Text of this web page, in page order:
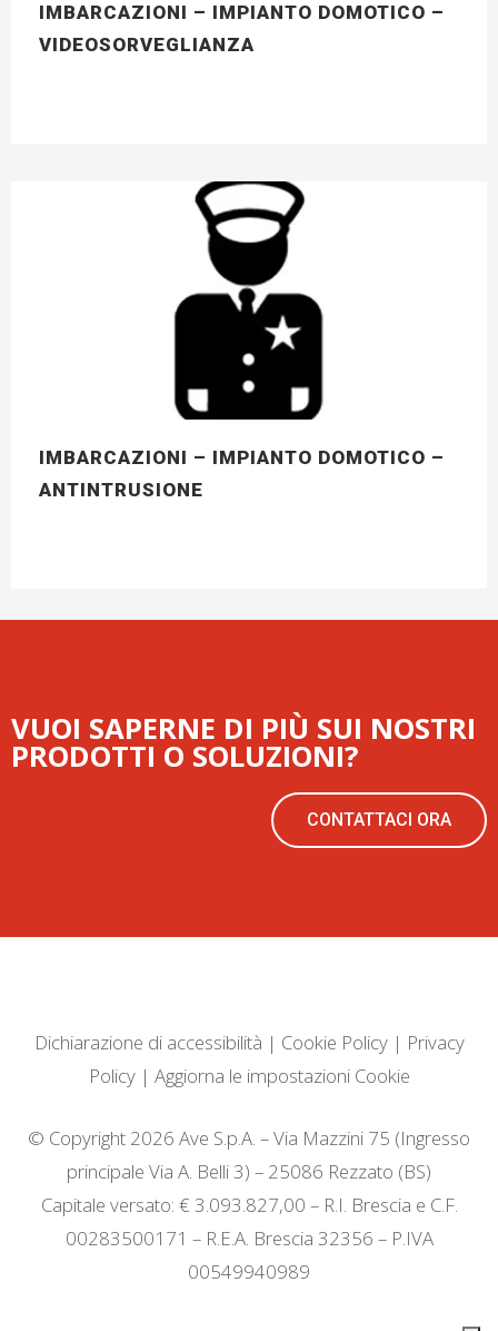
IMBARCAZIONI – IMPIANTO DOMOTICO –
VIDEOSORVEGLIANZA
IMBARCAZIONI – IMPIANTO DOMOTICO –
ANTINTRUSIONE
VUOI SAPERNE DI PIÙ SUI NOSTRI
PRODOTTI O SOLUZIONI?
CONTATTACI ORA
Dichiarazione di accessibilità | Cookie Policy| Privacy
Policy| Aggiorna le impostazioni Cookie
© Copyright 2026 Ave S.p.A. – Via Mazzini 75 (Ingresso
principale Via A. Belli 3) – 25086 Rezzato (BS)
Capitale versato: € 3.093.827,00 – R.I. Brescia e C.F.
00283500171 – R.E.A. Brescia 32356 – P.IVA
00549940989